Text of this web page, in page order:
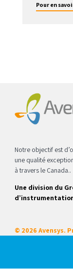
Pour en
Notre objectif est
une qualité
à travers le Canada..
Une division du
© 2026 Avensys.